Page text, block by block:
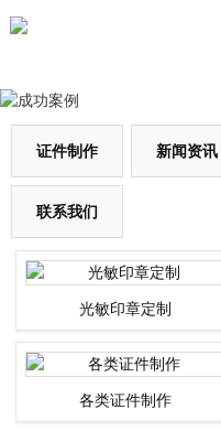
证件制作 新闻资讯
联系我们
光敏印章定制
各类证件制作